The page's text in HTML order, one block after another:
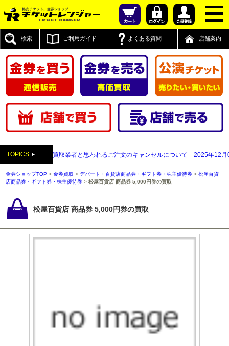
検索 ご利用ガイド よくある質問 店舗案内
TOPICS
が先払い買取業者と思われるご注文のキャンセルについて 2025年12月05日
金券ショップTOP >金券買取 >デパート・百貨店商品券・ギフト券・株主優待券 >松屋百貨
店商品券・ギフト券・株主優待券 >松屋百貨店 商品券 5,000円券の買取
松屋百貨店 商品券 5,000円券の買取